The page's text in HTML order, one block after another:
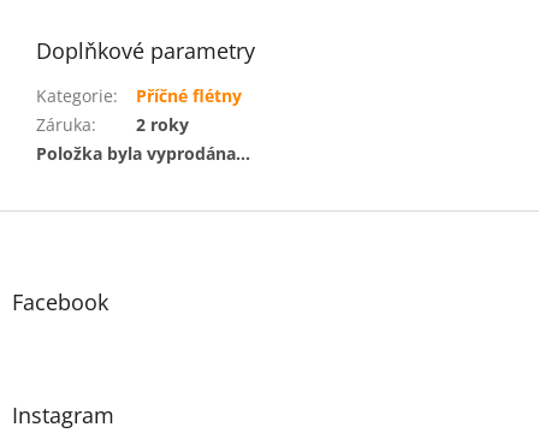
Doplňkové parametry
Kategorie:
Příčné flétny
Záruka:
2 roky
Položka byla vyprodána…
Z
Facebook
Instagram